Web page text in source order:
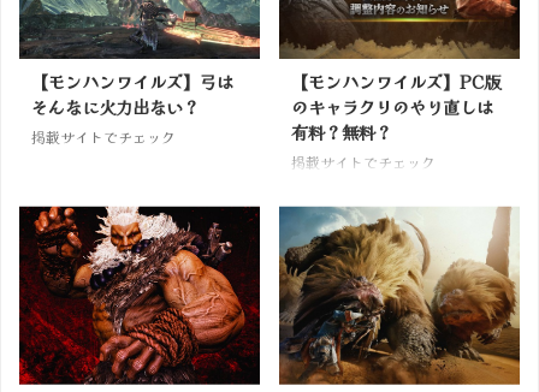
【モンハンワイルズ】弓は
そんなに火力出ない？
掲載サイトでチェック
【モンハンワイルズ】PC版
のキャラクリのやり直しは
有料？無料？
掲載サイトでチェック